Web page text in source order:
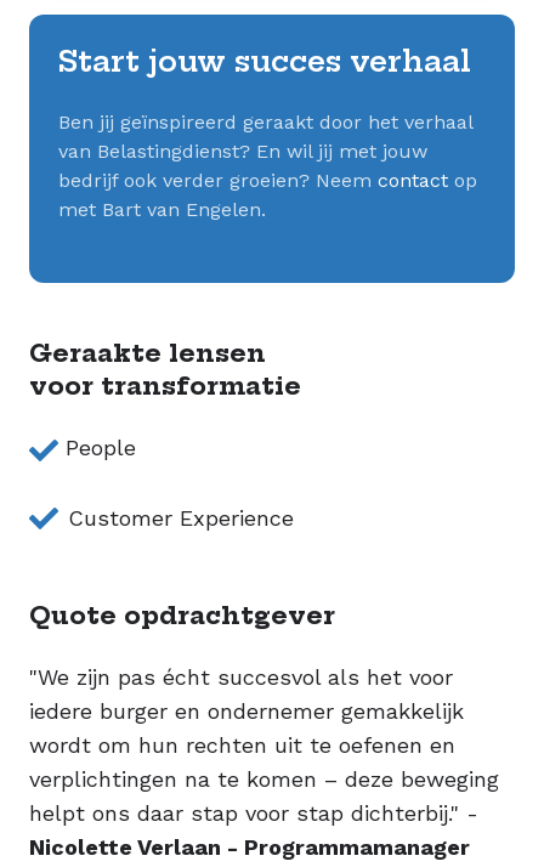
Start jouw succes verhaal
Ben jij geïnspireerd geraakt door het verhaal
van Belastingdienst? En wil jij met jouw
bedrijf ook verder groeien? Neem contact op
met Bart van Engelen.
Geraakte lensen
voor transformatie
People
Customer Experience
Quote opdrachtgever
"We zijn pas écht succesvol als het voor
iedere burger en ondernemer gemakkelijk
wordt om hun rechten uit te oefenen en
verplichtingen na te komen – deze beweging
helpt ons daar stap voor stap dichterbij." -
Nicolette Verlaan - Programmamanager